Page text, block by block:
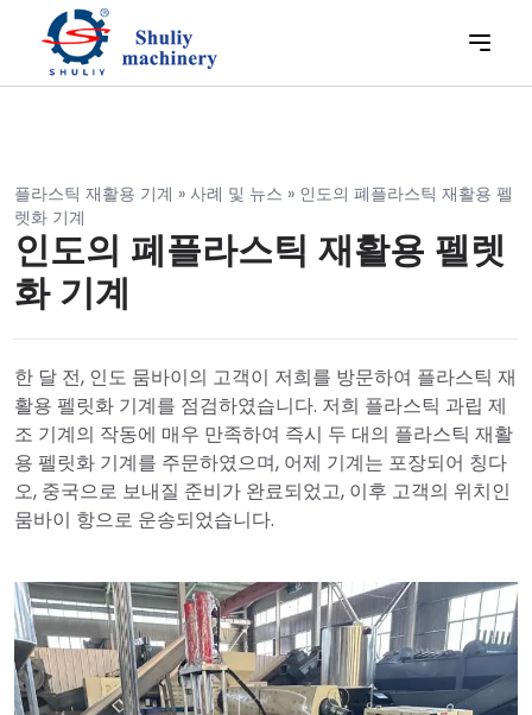
플라스틱 재활용 기계 » 사례 및 뉴스 » 인도의 폐플라스틱 재활용 펠
렛화 기계
인도의 폐플라스틱 재활용 펠렛
화 기계
한 달 전, 인도 뭄바이의 고객이 저희를 방문하여 플라스틱 재
활용 펠릿화 기계를 점검하였습니다. 저희 플라스틱 과립 제
조 기계의 작동에 매우 만족하여 즉시 두 대의 플라스틱 재활
용 펠릿화 기계를 주문하였으며, 어제 기계는 포장되어 칭다
오, 중국으로 보내질 준비가 완료되었고, 이후 고객의 위치인
뭄바이 항으로 운송되었습니다.